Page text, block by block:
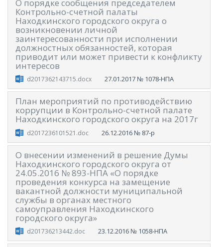
О порядке сообщения председателем
Контрольно-счетной палаты
Находкинского городского округа о
возникновении личной
заинтересованности при исполнении
должностных обязанностей, которая
приводит или может привести к конфликту
интересов
d2017362143715.docx 27.01.2017 № 1078-НПА
План мероприятий по противодействию
коррупции в Контрольно-счетной палате
Находкинского городского округа на 2017г
d2017236101521.doc 26.12.2016 № 87-р
О внесении изменений в решение Думы
Находкинского городского округа от
24.05.2016 № 893-НПА «О порядке
проведения конкурса на замещение
вакантной должности муниципальной
службы в органах местного
самоуправления Находкинского
городского округа»
d201736213442.doc 23.12.2016 № 1058-НПА